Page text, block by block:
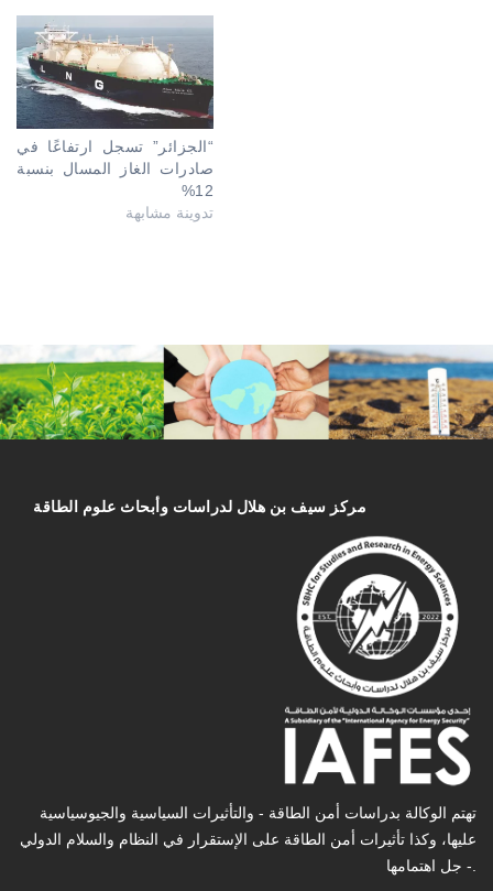
“الجزائر” تسجل ارتفاعًا في
صادرات الغاز المسال بنسبة
12%
تدوينة مشابهة
مركز سیف بن هلال لدراسات وأبحاث علوم الطاقة
تهتم الوكالة بدراسات أمن الطاقة - والتأثیرات السیاسیة والجیوسیاسیة
عليها، وكذا تأثیرات أمن الطاقة على الإستقرار في النظام والسلام الدولي
- جل اهتمامها.